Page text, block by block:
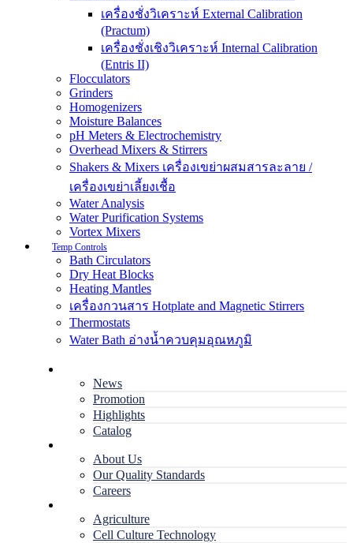
เครื่องชั่งวิเคราะห์ External Calibration
(Practum)
เครื่องชั่งเชิงวิเคราะห์ Internal Calibration
(Entris II)
Flocculators
Grinders
Homogenizers
Moisture Balances
pH Meters & Electrochemistry
Overhead Mixers & Stirrers
Shakers & Mixers เครื่องเขย่าผสมสารละลาย /
เครื่องเขย่าเลี้ยงเชื้อ
Water Analysis
Water Purification Systems
Vortex Mixers
Temp Controls
Bath Circulators
Dry Heat Blocks
Heating Mantles
เครื่องกวนสาร Hotplate and Magnetic Stirrers
Thermostats
Water Bath อ่างน้ำควบคุมอุณหภูมิ
News
Promotion
Highlights
Catalog
About Us
Our Quality Standards
Careers
Agriculture
Cell Culture Technology